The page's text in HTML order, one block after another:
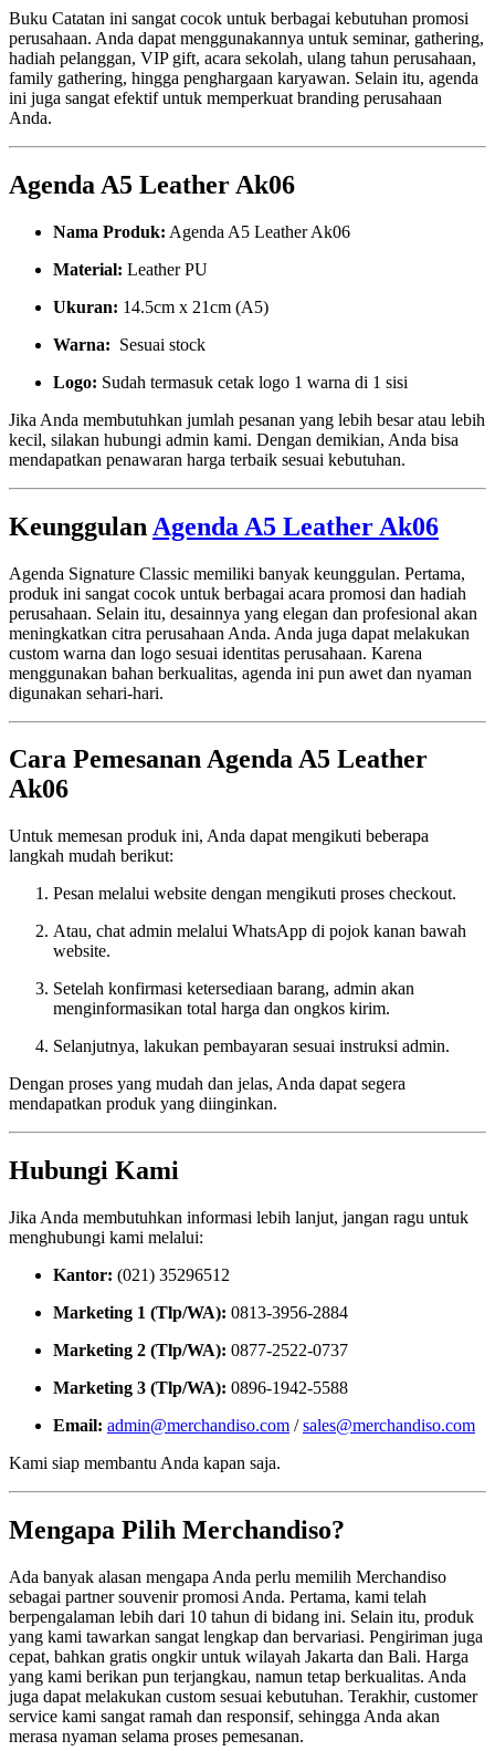
Buku Catatan ini sangat cocok untuk berbagai kebutuhan promosi
perusahaan. Anda dapat menggunakannya untuk seminar, gathering,
hadiah pelanggan, VIP gift, acara sekolah, ulang tahun perusahaan,
family gathering, hingga penghargaan karyawan. Selain itu, agenda
ini juga sangat efektif untuk memperkuat branding perusahaan
Anda.
Agenda A5 Leather Ak06
Nama Produk: Agenda A5 Leather Ak06
Material: Leather PU
Ukuran: 14.5cm x 21cm (A5)
Warna: Sesuai stock
Logo: Sudah termasuk cetak logo 1 warna di 1 sisi
Jika Anda membutuhkan jumlah pesanan yang lebih besar atau lebih
kecil, silakan hubungi admin kami. Dengan demikian, Anda bisa
mendapatkan penawaran harga terbaik sesuai kebutuhan.
Keunggulan Agenda A5 Leather Ak06
Agenda Signature Classic memiliki banyak keunggulan. Pertama,
produk ini sangat cocok untuk berbagai acara promosi dan hadiah
perusahaan. Selain itu, desainnya yang elegan dan profesional akan
meningkatkan citra perusahaan Anda. Anda juga dapat melakukan
custom warna dan logo sesuai identitas perusahaan. Karena
menggunakan bahan berkualitas, agenda ini pun awet dan nyaman
digunakan sehari-hari.
Cara Pemesanan Agenda A5 Leather
Ak06
Untuk memesan produk ini, Anda dapat mengikuti beberapa
langkah mudah berikut:
Pesan melalui website dengan mengikuti proses checkout.
Atau, chat admin melalui WhatsApp di pojok kanan bawah
website.
Setelah konfirmasi ketersediaan barang, admin akan
menginformasikan total harga dan ongkos kirim.
Selanjutnya, lakukan pembayaran sesuai instruksi admin.
Dengan proses yang mudah dan jelas, Anda dapat segera
mendapatkan produk yang diinginkan.
Hubungi Kami
Jika Anda membutuhkan informasi lebih lanjut, jangan ragu untuk
menghubungi kami melalui:
Kantor: (021) 35296512
Marketing 1 (Tlp/WA): 0813-3956-2884
Marketing 2 (Tlp/WA): 0877-2522-0737
Marketing 3 (Tlp/WA): 0896-1942-5588
Email: admin@merchandiso.com /sales@merchandiso.com
Kami siap membantu Anda kapan saja.
Mengapa Pilih Merchandiso?
Ada banyak alasan mengapa Anda perlu memilih Merchandiso
sebagai partner souvenir promosi Anda. Pertama, kami telah
berpengalaman lebih dari 10 tahun di bidang ini. Selain itu, produk
yang kami tawarkan sangat lengkap dan bervariasi. Pengiriman juga
cepat, bahkan gratis ongkir untuk wilayah Jakarta dan Bali. Harga
yang kami berikan pun terjangkau, namun tetap berkualitas. Anda
juga dapat melakukan custom sesuai kebutuhan. Terakhir, customer
service kami sangat ramah dan responsif, sehingga Anda akan
merasa nyaman selama proses pemesanan.